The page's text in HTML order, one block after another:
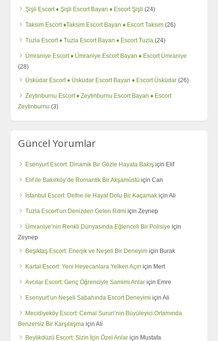
Şişli Escort ♦️ Şişli Escort Bayan ♦️ Escort Şişli (24)
Taksim Escort ♦️Taksim Escort Bayan ♦️ Escort Taksim (26)
Tuzla Escort ♦️ Tuzla Escort Bayan ♦️ Escort Tuzla (24)
Ümraniye Escort ♦️ Ümraniye Escort Bayan ♦️ Escort Ümraniye
(28)
Üsküdar Escort ♦️ Üsküdar Escort Bayan ♦️ Escort Üsküdar (26)
Zeytinburnu Escort ♦️ Zeytinburnu Escort Bayan ♦️ Escort
Zeytinburnu (3)
Güncel Yorumlar
Esenyurt Escort: Dinamik Bir Gözle Hayata Bakış için Elif
Elif ile Bakırköy’de Romantik Bir Akşamüstü içinCan
İstanbul Escort: Defne ile Hayat Dolu Bir Kaçamak içinAli
Tuzla Escort’un Denizden Gelen Ritmi içinZeynep
Ümraniye’nin Renkli Dünyasında Eğlenceli Bir Polisiye için
Zeynep
Beşiktaş Escort: Enerjik ve Neşeli Bir Deneyim için Burak
Kartal Escort: Yeni Heyecanlara Yelken Açın için Mert
Avcılar Escort: Genç Öğrenciyle Samimi Anlar için Emre
Esenyurt’un Neşeli Sabahında Escort Deneyimi içinAli
Mecidiyeköy Escort: Cemal Sururi’nin Büyüleyici Ortamında
Benzersiz Bir Karşılaşma içinAli
Beylikdüzü Escort: Sizin İçin Özel Anlar için Mustafa